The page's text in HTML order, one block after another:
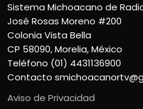
Sistema Michoacano de
José Rosas Moreno #200
Colonia Vista Bella
CP 58090, Morelia, México
Teléfono (01) 4431136900
Contacto
Aviso de Privacidad